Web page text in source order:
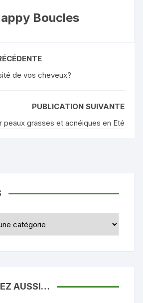
Boucles
de vos cheveux?
PUBLICATION SUIVANTE
peaux grasses et acnéiques en Eté
AUSSI…